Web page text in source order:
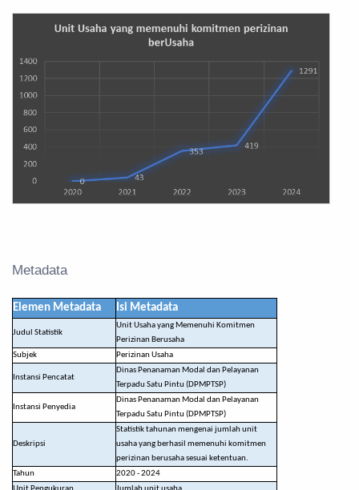
Metadata
Elemen Metadata Isi Metadata
Judul Statistik
Unit Usaha yang Memenuhi Komitmen
Perizinan Berusaha
Subjek
Perizinan Usaha
Instansi Pencatat
Dinas Penanaman Modal dan Pelayanan
Terpadu Satu Pintu (DPMPTSP)
Instansi Penyedia
Dinas Penanaman Modal dan Pelayanan
Terpadu Satu Pintu (DPMPTSP)
Deskripsi
Statistik tahunan mengenai jumlah unit
usaha yang berhasil memenuhi komitmen
perizinan berusaha sesuai ketentuan.
Tahun
2020 - 2024